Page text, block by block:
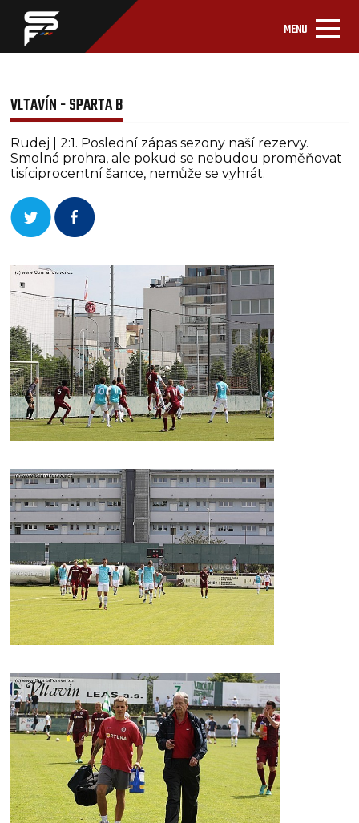
MENU
VLTAVÍN - SPARTA B
Rudej | 2:1. Poslední zápas sezony naší rezervy.
Smolná prohra, ale pokud se nebudou proměňovat
tisíciprocentní šance, nemůže se vyhrát.